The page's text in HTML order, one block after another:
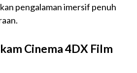
pengalaman imersif penuh
Cinema 4DX Film